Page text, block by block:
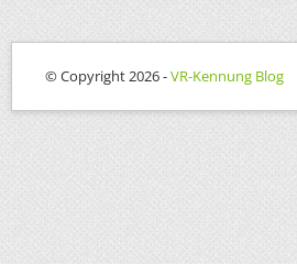
© Copyright 2026 -VR-Kennung Blog